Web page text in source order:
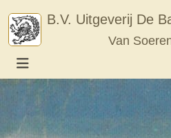
content
B.V. Uitgeverij De
Van